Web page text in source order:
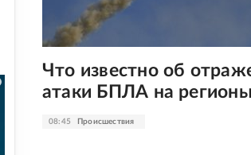
08:45 Происшествия
Что известно об
атаки БПЛА на